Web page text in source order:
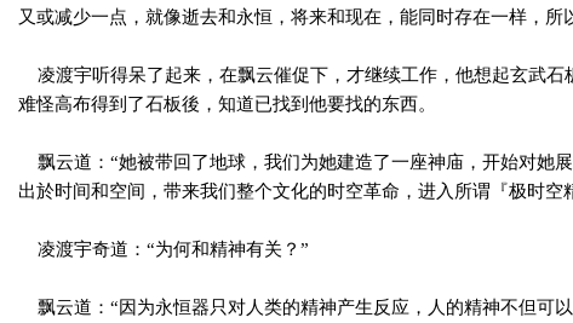
又或减少一点，就像逝去和永恒，将来和现在，能同时存在一样，所
凌渡宇听得呆了起来，在飘云催促下，才继续工作，他想起玄武石
难怪高布得到了石板後，知道已找到他要找的东西。
飘云道：“她被带回了地球，我们为她建造了一座神庙，开始对她
出於时间和空间，带来我们整个文化的时空革命，进入所谓『极时空
凌渡宇奇道：“为何和精神有关？”
飘云道：“因为永恒器只对人类的精神产生反应，人的精神不但可